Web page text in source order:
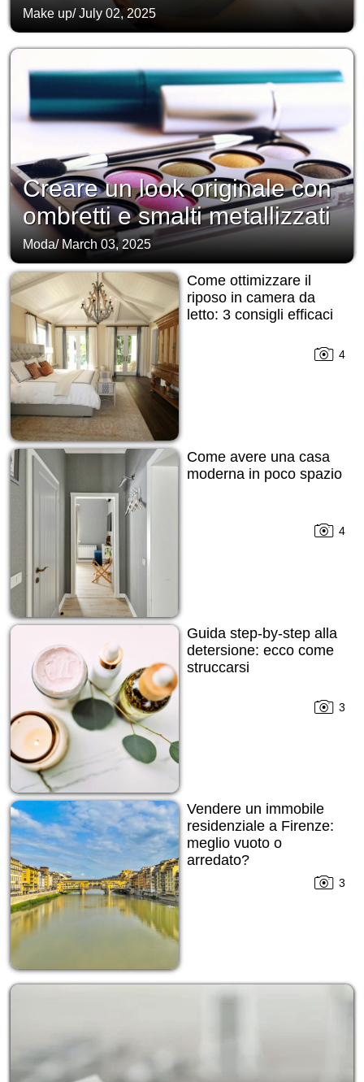
Make up/July 02, 2025
Creare un look originale con
ombretti e smalti metallizzati
Moda/ March 03, 2025
Come ottimizzare il
riposo in camera da
letto: 3 consigli efficaci
4
Come avere una casa
moderna in poco spazio
4
Guida step-by-step alla
detersione: ecco come
struccarsi
3
Vendere un immobile
residenziale a Firenze:
meglio vuoto o
arredato?
3